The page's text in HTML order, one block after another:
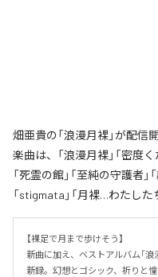
畑亜貴の「浪漫月裸」が配
楽曲は、「浪漫月裸」「密度く
「死霊の館」「至純の守護者」
「stigmata」「月裸…わたした
【裸足で月まで歩けそう】
新曲に加え、ベストアルバム「浪
新録。幻想とゴシック、祈りと